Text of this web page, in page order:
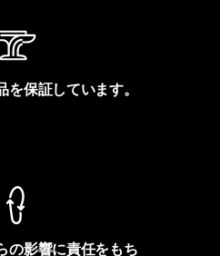
保証しています。
の影響に責任をもち